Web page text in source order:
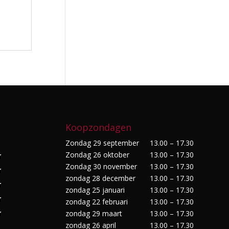
Koopzondagen
Zondag 29 september
13.00 – 17.30
Zondag 26 oktober
13.00 – 17.30
Zondag 30 november
13.00 – 17.30
zondag 28 december
13.00 – 17.30
zondag 25 januari
13.00 – 17.30
zondag 22 februari
13.00 – 17.30
zondag 29 maart
13.00 – 17.30
zondag 26 april
13.00 – 17.30